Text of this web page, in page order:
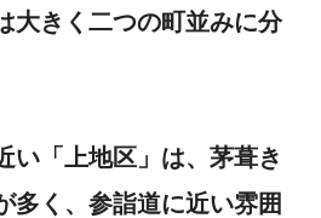
大きく二つの町並みに分
い「上地区」は、茅葺き
多く、参詣道に近い雰囲